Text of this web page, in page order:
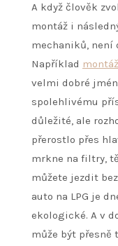
A když člověk
montáž i
mechaniků, není
Například
velmi dobré
spolehlivému
důležité, ale
přerostlo přes
mrkne na filtry,
můžete jezdit
auto na LPG je
ekologické. A v
může být přesně